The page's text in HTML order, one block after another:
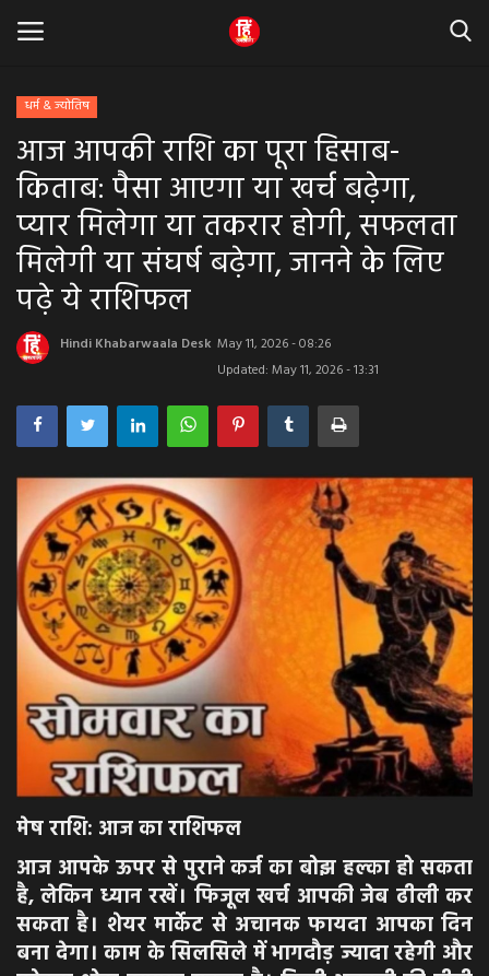
Home
धर्म & ज्योतिष
बड़ी खबर
मध्यप्रदेश
राजस्थान
व्यापार व्यवसाय
राजनीती
अपराध
मनोरंजन
खेल
एजुकेशन & करियर
हेल्थ & लाइफ स्टाइल
वीडियो
Gallery
धर्म & ज्योतिष
आज आपकी राशि का पूरा हिसाब-
किताब: पैसा आएगा या खर्च बढ़ेगा,
प्यार मिलेगा या तकरार होगी, सफलता
मिलेगी या संघर्ष बढ़ेगा, जानने के लिए
पढ़े ये राशिफल
Hindi Khabarwaala Desk May 11, 2026 - 08:26
Updated: May 11, 2026 - 13:31
मेष राशि: आज का राशिफल
आज आपके ऊपर से पुराने कर्ज का बोझ हल्का हो सकता
है, लेकिन ध्यान रखें। फिजूल खर्च आपकी जेब ढीली कर
सकता है। शेयर मार्केट से अचानक फायदा आपका दिन
बना देगा। काम के सिलसिले में भागदौड़ ज्यादा रहेगी और